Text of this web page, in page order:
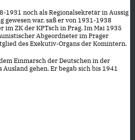
1931 noch als Regionalsekretär in Aussig
gewesen war, saß er von 1931-1938
im ZK der KPTsch in Prag. Im Mai 1935
Abgeordneter im Prager
des Exekutiv-Organs der Komintern.
Einmarsch der Deutschen in der
Ausland gehen. Er begab sich bis 1941